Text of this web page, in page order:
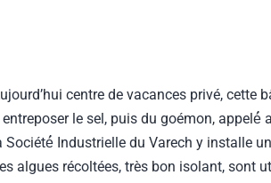
centre de vacances privé, cette
le sel, puis du goémon, appelé́
Société́ Industrielle du Varech y installe
algues récoltées, très bon isolant, sont